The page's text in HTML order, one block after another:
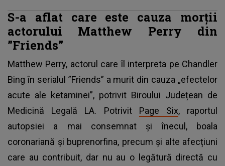
S-a aflat care este cauza morții
actorului Matthew Perry din
”Friends”
Matthew Perry, actorul care îl interpreta pe Chandler
Bing în serialul ”Friends” a murit din cauza „efectelor
acute ale ketaminei”, potrivit Biroului Județean de
Medicină Legală LA. Potrivit Page Six, raportul
autopsiei a mai consemnat și înecul, boala
coronariană și buprenorfina, precum și alte afecțiuni
care au contribuit, dar nu au o legătură directă cu